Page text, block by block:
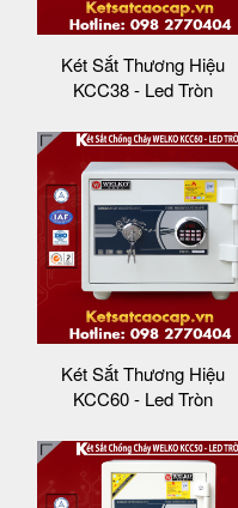
Két Sắt Thương Hiệu
KCC38 - Led Tròn
Két Sắt Thương Hiệu
KCC60 - Led Tròn